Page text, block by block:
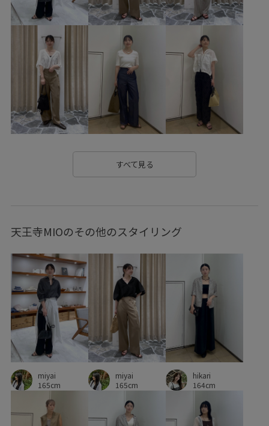
カバー力 カーディガン コーディネートしやすい
ゴム仕様 シボ感 ジャケット
スカート スタイルアップ スッキリ
ストレスフリー ストレッチ性 チュール
テーパード テーパードシルエット デイリーで活躍
デイリー使い トレンド感 ナイロン ナチュラル
ニュアンスがある フィット感
ベルト ポケット付き ポリエステル
メッシュ素材 モード感 ワンピース
ヴィンテージ感 上品 体型カバー 凹凸感
合わせやすい 幅広 快適 快適なはき心地
牛革 着回しやすい 立体感
身体にフィット 通気性 長く使える
すべて見る
天王寺MIOのその他のスタイリング
miyai
165cm
miyai
165cm
hikari
164cm